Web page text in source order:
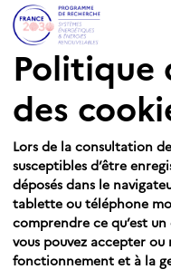
Politique
des
Lors de la consultation
susceptibles d’être
déposés dans le
tablette ou téléphone
comprendre ce qu’est
vous pouvez accepter ou
fonctionnement et à la